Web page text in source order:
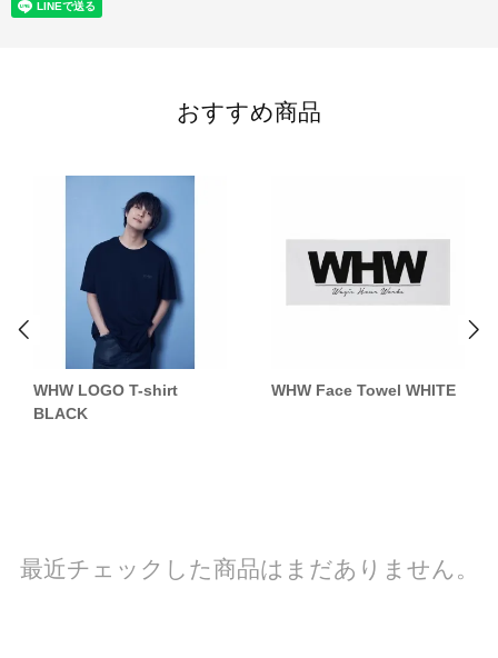
おすすめ商品
WHW LOGO T-shirt
BLACK
WHW Face Towel WHITE
最近チェックした商品はまだありません。